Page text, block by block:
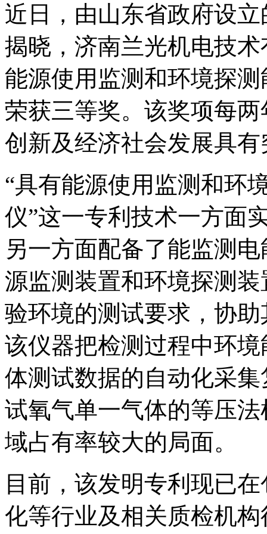
近日，由山东省政府设
揭晓，济南兰光机电技
能源使用监测和环境探
荣获三等奖。该奖项每
创新及经济社会发展具
“具有能源使用监测和环
仪”这一专利技术一方面
另一方面配备了能监测
源监测装置和环境探测
验环境的测试要求，协
该仪器把检测过程中环
体测试数据的自动化采
试氧气单一气体的等压
域占有率较大的局面。
目前，该发明专利现已
化等行业及相关质检机